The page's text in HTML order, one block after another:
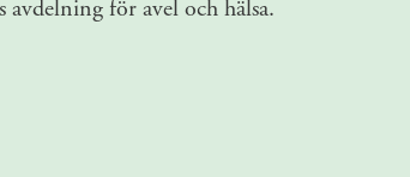
för avel och hälsa.